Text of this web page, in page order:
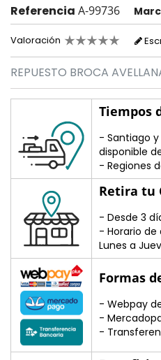
Referencia A-99736
Valoración
REPUESTO BROCA
Tiempos
- Santiago y
disponible
- Regiones
Retira tu
- Desde 3
- Horario de
Lunes a
Formas
- Webpay
-
-